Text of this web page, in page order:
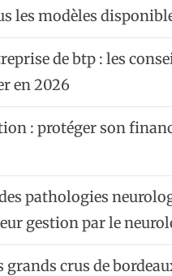
les modèles
de btp : les
en 2026
: protéger son
pathologies
gestion par le
grands crus de